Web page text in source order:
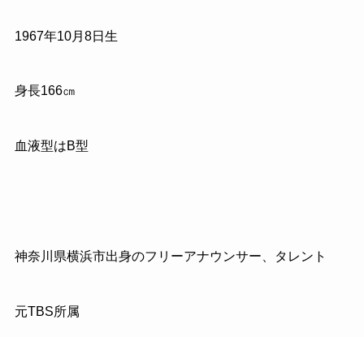
1967年10月 8日生
身長166㎝
血液型はB型
神奈川県横浜市出身のフリーアナウンサー、タレント
元TBS所属